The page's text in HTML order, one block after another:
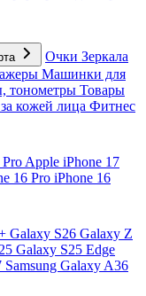
Очки Зеркала
Машинки для
тонометры Товары
кожей лица Фитнес
Apple iPhone 17
16 Pro iPhone 16
Galaxy S26 Galaxy Z
Galaxy S25 Edge
Samsung Galaxy A36